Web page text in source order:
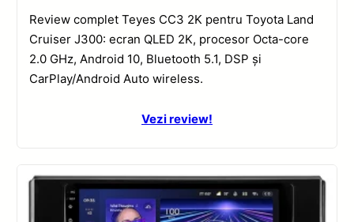
Review complet Teyes CC3 2K pentru Toyota Land
Cruiser J300: ecran QLED 2K, procesor Octa-core
2.0 GHz, Android 10, Bluetooth 5.1, DSP și
CarPlay/Android Auto wireless.
Vezi review!